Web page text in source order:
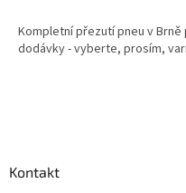
Kompletní přezutí pneu v
dodávky - vyberte, prosím,
Kontakt